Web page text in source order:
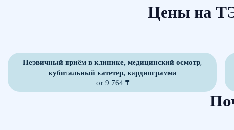
Цены на
Первичный приём в клинике, медицинский осмотр,
кубитальный катетер, кардиограмма
от 9 764 ₸